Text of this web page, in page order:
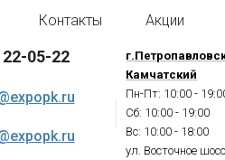
Контакты Акции
05-22
Камчатский
Пн-Пт: 10:00 -
Сб: 10:00 - 19:00
Вс: 10:00 - 18:00
ул. Восточное